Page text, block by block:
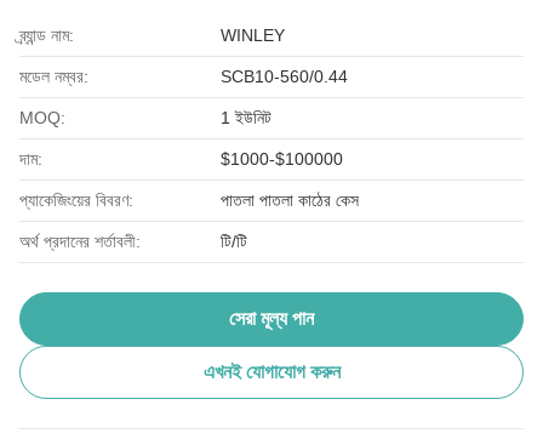
ব্র্যান্ড নাম: WINLEY
মডেল নম্বর: SCB10-560/0.44
MOQ: 1 ইউনিট
দাম: $1000-$100000
প্যাকেজিংয়ের বিবরণ: পাতলা পাতলা কাঠের কেস
অর্থ প্রদানের শর্তাবলী: টি/টি
সেরা মূল্য পান
এখনই যোগাযোগ করুন